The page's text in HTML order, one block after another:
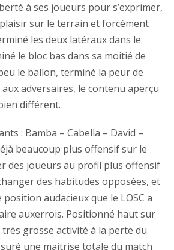
à ses joueurs pour s’exprimer,
sur le terrain et forcément
les deux latéraux dans le
le bloc bas dans sa moitié de
le ballon, terminé la peur de
aux adversaires, le contenu aperçu
différent.
: Bamba – Cabella – David –
beaucoup plus offensif sur le
des joueurs au profil plus offensif
des habitudes opposées, et
position audacieux que le LOSC a
auxerrois. Positionné haut sur
grosse activité à la perte du
une maitrise totale du match